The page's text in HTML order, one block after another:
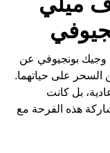
وجيك بونجيوفي عن
على حياتهما.
بل كانت
هذه الفرحة مع